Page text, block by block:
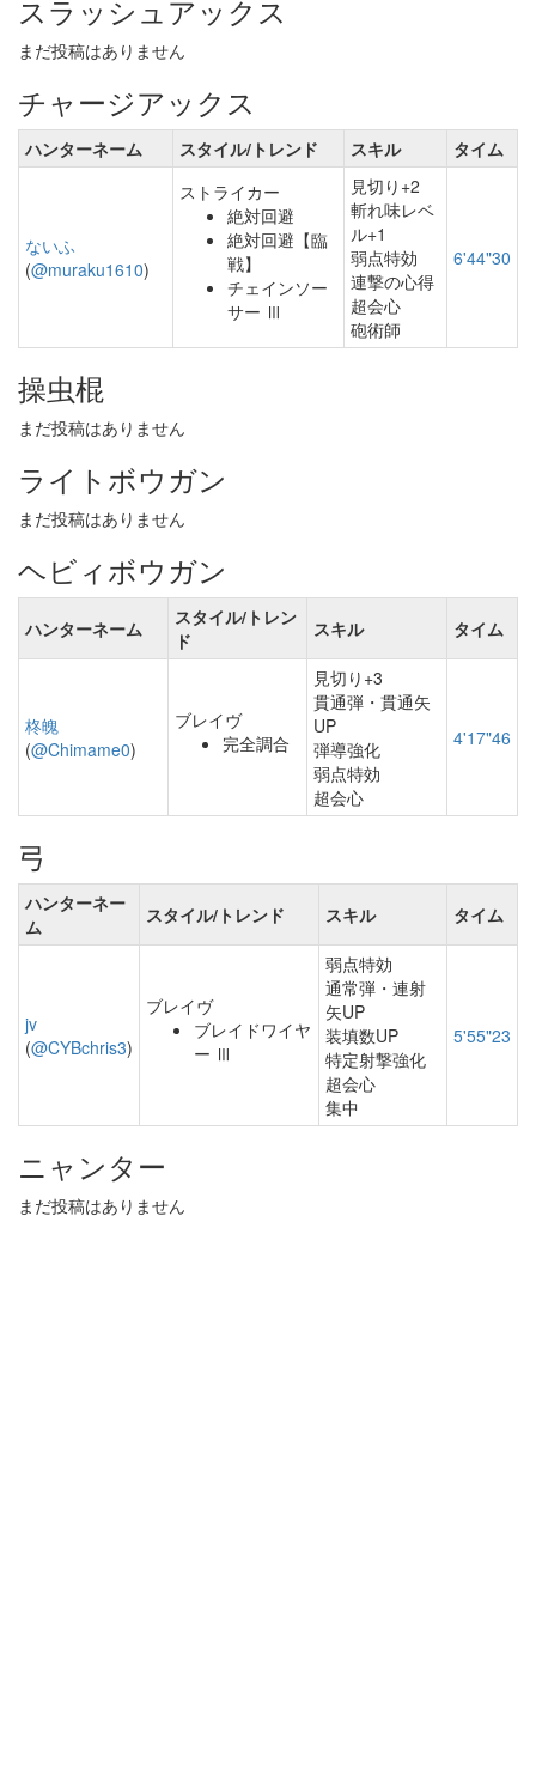
スラッシュアックス
まだ投稿はありません
チャージアックス
ハンターネーム スタイル/トレンド スキル タイム
ないふ
(@muraku1610)
ストライカー
絶対回避
絶対回避【臨
戦】
チェインソー
サー Ⅲ
見切り+2
斬れ味レベ
ル+1
弱点特効
連撃の心得
超会心
砲術師
6'44"30
操虫棍
まだ投稿はありません
ライトボウガン
まだ投稿はありません
ヘビィボウガン
ハンターネーム
スタイル/トレン
ド
スキル タイム
柊魄
(@Chimame0)
ブレイヴ
完全調合
見切り+3
貫通弾・貫通矢
UP
弾導強化
弱点特効
超会心
4'17"46
弓
ハンターネー
ム
スタイル/トレンド スキル タイム
jv
(@CYBchris3)
ブレイヴ
ブレイドワイヤ
ー Ⅲ
弱点特効
通常弾・連射
矢UP
装填数UP
特定射撃強化
超会心
集中
5'55"23
ニャンター
まだ投稿はありません